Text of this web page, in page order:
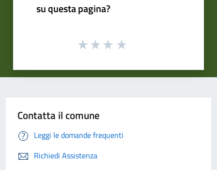
su questa pagina?
Contatta il comune
Leggi le domande frequenti
Richiedi Assistenza